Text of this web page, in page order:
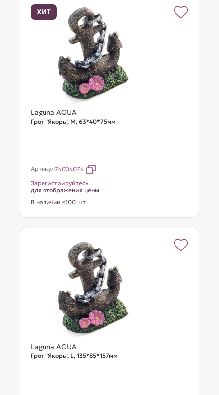
ХИТ
Laguna AQUA
Грот "Якорь", M, 63*40*75мм
Артикул74004074
Зарегистрируйтесь
для отображения цены
В наличии <100 шт.
Laguna AQUA
Грот "Якорь", L, 135*85*157мм